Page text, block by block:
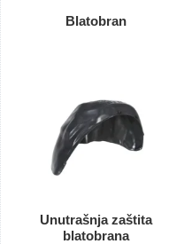
Blatobran
Unutrašnja zaštita
blatobrana